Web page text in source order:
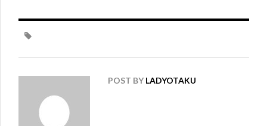
POST BY LADYOTAKU